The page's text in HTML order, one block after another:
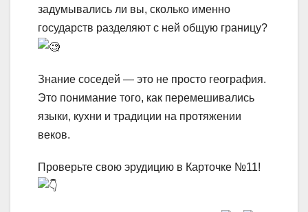
задумывались ли вы, сколько именно
государств разделяют с ней общую границу?
Знание соседей — это не просто география.
Это понимание того, как перемешивались
языки, кухни и традиции на протяжении
веков.
Проверьте свою эрудицию в Карточке №11!